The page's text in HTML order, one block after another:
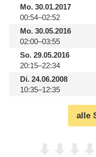
Mo.30.01.2017
00:54–02:52
Mo.30.05.2016
02:00–03:55
So.29.05.2016
20:15–22:34
Di.24.06.2008
10:35–12:35
alle